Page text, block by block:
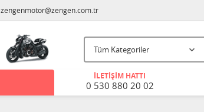
zengenmotor@zengen.com.tr
İLETİŞİM HATTI
0 530 880 20 02